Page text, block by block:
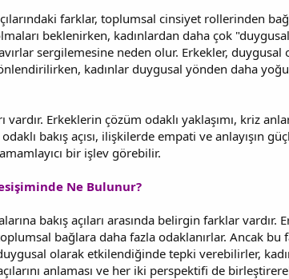
farklar, toplumsal cinsiyet rollerinden
beklenirken, kadınlardan daha çok
sergilemesine neden olur. Erkekler,
kadınlar duygusal yönden daha
vardır. Erkeklerin çözüm odaklı yaklaşımı, kriz
bakış açısı, ilişkilerde empati ve anlayışın
bir işlev görebilir.
Ne Bulunur?
bakış açıları arasında belirgin farklar
bağlara daha fazla odaklanırlar. Ancak bu
olarak etkilendiğinde tepki verebilirler,
anlaması ve her iki perspektifi de